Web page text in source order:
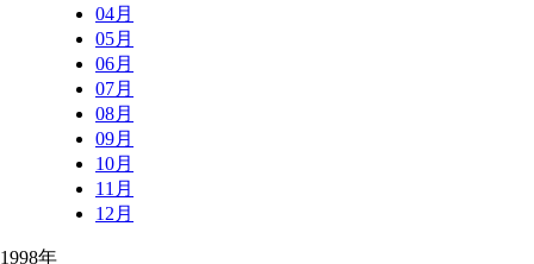
04月
05月
06月
07月
08月
09月
10月
11月
12月
1998年